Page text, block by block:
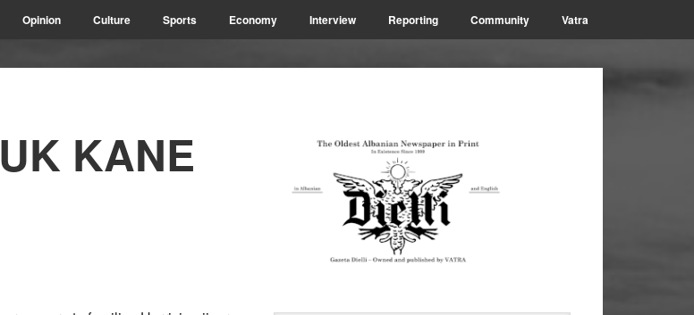
Opinion Culture Sports Economy Interview Reporting Community Vatra
KANE